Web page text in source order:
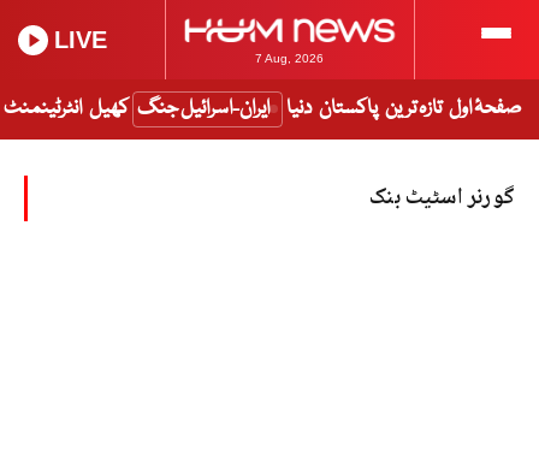
7 Aug, 2026
LIVE
صفحۂ اول تازہ ترین پاکستان دنیا ایران-اسرائیل جنگ کھیل انٹرٹینمنٹ
گورنر اسٹیٹ بنک